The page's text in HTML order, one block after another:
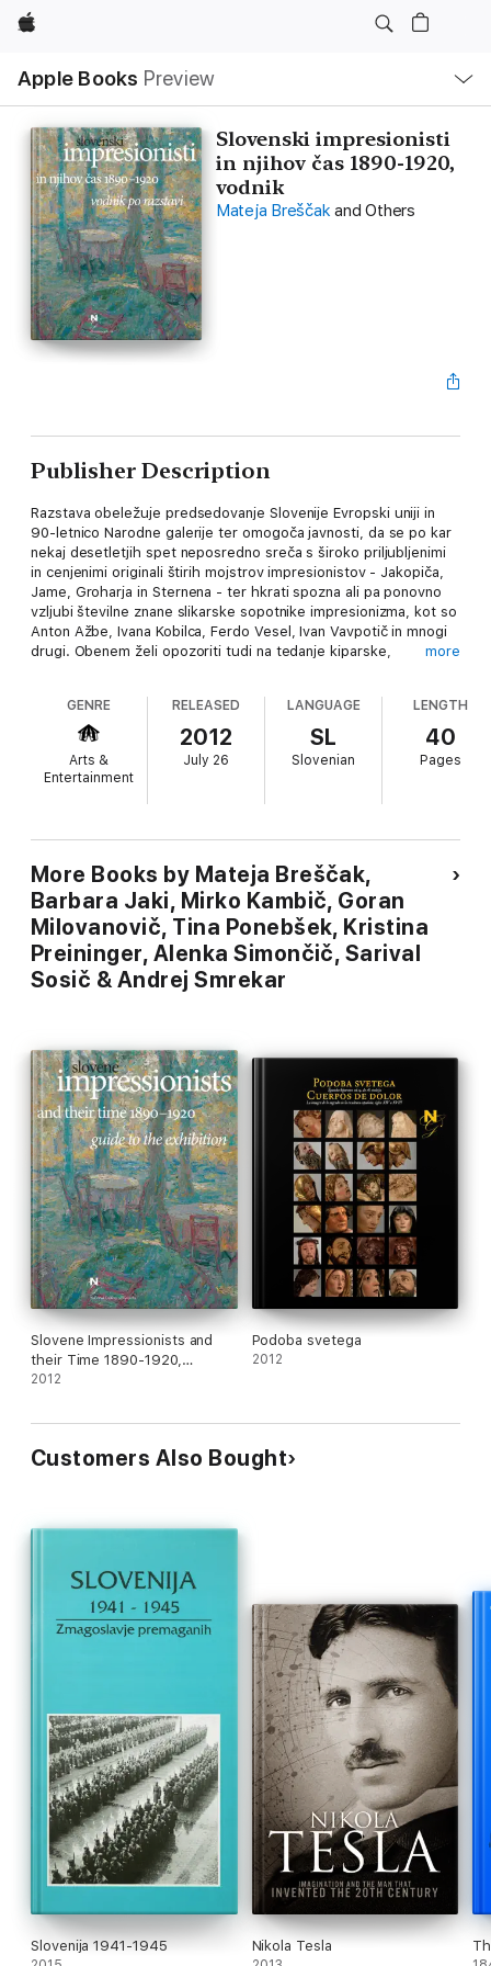
Apple
Apple Books Preview
Nav
Open
Menu
Slovenski impresionisti
in njihov čas 1890-1920,
vodnik
Mateja Breščak and Others
Publisher Description
Razstava obeležuje predsedovanje Slovenije Evropski uniji in
90-letnico Narodne galerije ter omogoča javnosti, da se po kar
nekaj desetletjih spet neposredno sreča s široko priljubljenimi
in cenjenimi originali štirih mojstrov impresionistov - Jakopiča,
Jame, Groharja in Sternena - ter hkrati spozna ali pa ponovno
vzljubi številne znane slikarske sopotnike impresionizma, kot so
Anton Ažbe, Ivana Kobilca, Ferdo Vesel, Ivan Vavpotič in mnogi
drugi. Obenem želi opozoriti tudi na tedanje kiparske,
pa je zraslo nekaj pomembnih spomenikov.
V pričujočem vodniku je predstavljenih preko 50 najbolj
more
GENRE
Arts &
Entertainment
RELEASED
2012
July 26
LANGUAGE
SL
Slovenian
LENGTH
40
Pages
More Books by Mateja Breščak,
Barbara Jaki, Mirko Kambič, Goran
Milovanovič, Tina Ponebšek, Kristina
Preininger, Alenka Simončič, Sarival
Sosič & Andrej Smrekar
Slovene Impressionists and
their Time 1890-1920,
guidebook
2012
Podoba svetega
2012
Customers Also Bought
Slovenija 1941-1945 Nikola Tesla